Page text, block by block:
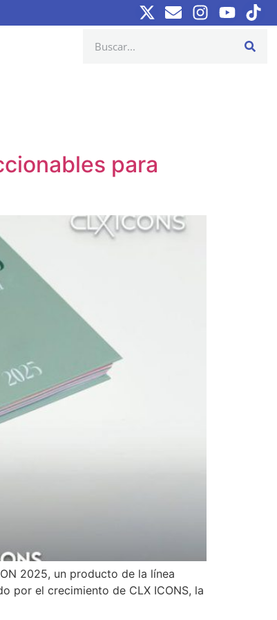
para
2025, un producto de la línea
por el crecimiento de CLX ICONS, la